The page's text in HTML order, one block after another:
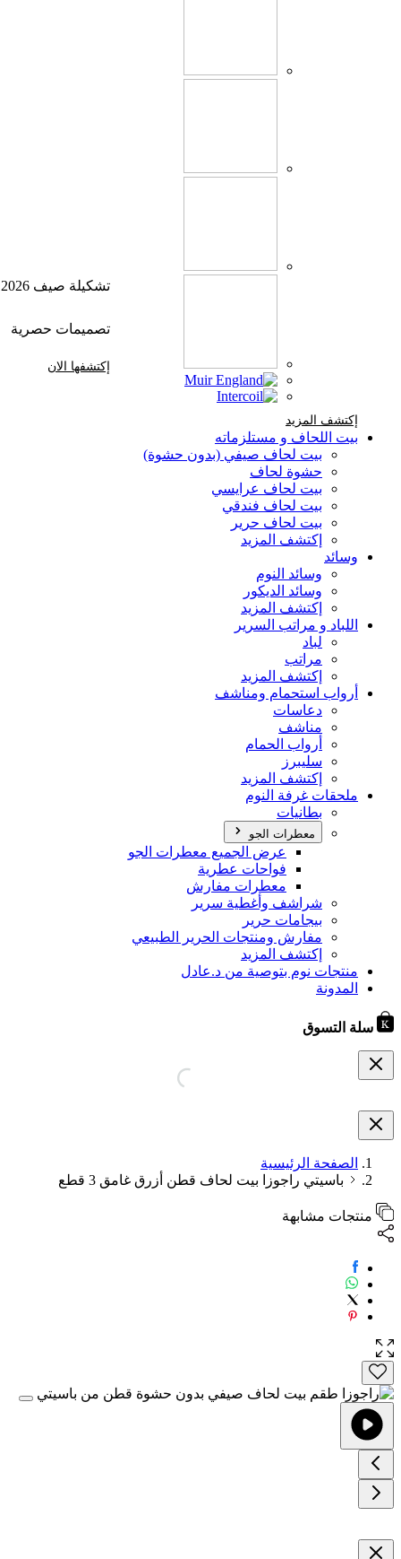
إكتشف المزيد
تشكيلة صيف 2026
تصميمات حصرية
إكتشفها الان
بيت اللحاف و مستلزماته
بيت لحاف صيفي (بدون حشوة)
حشوة لحاف
بيت لحاف عرايسي
بيت لحاف فندقي
بيت لحاف حرير
إكتشف المزيد
وسائد
وسائد النوم
وسائد الديكور
إكتشف المزيد
اللباد و مراتب السرير
لباد
مراتب
إكتشف المزيد
أرواب استحمام ومناشف
دعاسات
مناشف
أرواب الحمام
سليبرز
إكتشف المزيد
ملحقات غرفة النوم
بطانيات
معطرات الجو
عرض الجميع معطرات الجو
فواحات عطرية
معطرات مفارش
شراشف وأغطية سرير
بيجامات حرير
مفارش ومنتجات الحرير الطبيعي
إكتشف المزيد
منتجات نوم بتوصية من د.عادل
المدونة
سلة التسوق
الصفحة الرئيسية
باسيتي راجوزا بيت لحاف قطن أزرق غامق 3 قطع
منتجات مشابهة